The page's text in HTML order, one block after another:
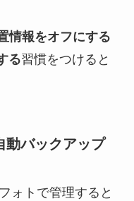
情報をオフにする
る習慣をつけると
動バックアップ
ォトで管理すると